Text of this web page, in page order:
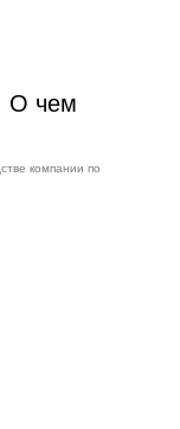
О чем
компании по